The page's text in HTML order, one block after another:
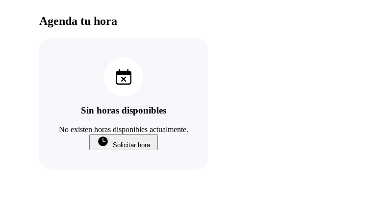
Agenda tu hora
Sin horas disponibles
No existen horas disponibles actualmente.
Solicitar hora